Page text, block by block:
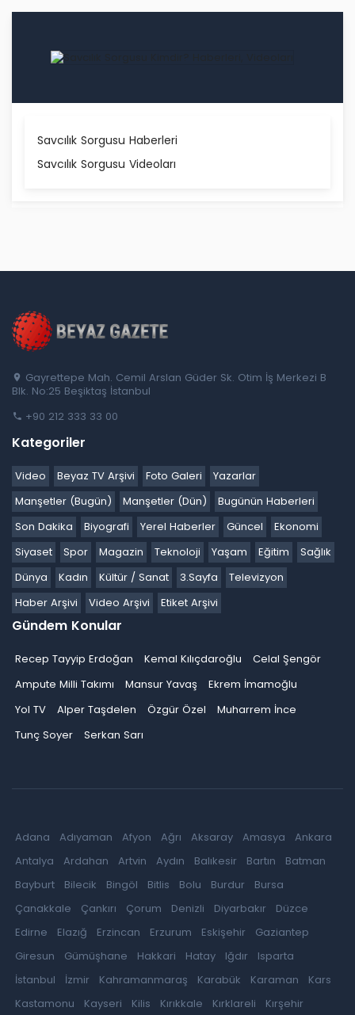
Savcılık Sorgusu Haberleri
Savcılık Sorgusu Videoları
Gayrettepe Mah. Cemil Arslan Güder Sk. Otim İş Merkezi B
Blk. No:25 Beşiktaş İstanbul
+90 212 333 33 00
Kategoriler
Video Beyaz TV Arşivi Foto Galeri
Yazarlar
Manşetler (Bugün)
Manşetler (Dün)
Bugünün Haberleri
Son Dakika
Biyografi Yerel Haberler Güncel
Ekonomi
Siyaset
Spor Magazin Teknoloji Yaşam Eğitim
Sağlık
Dünya
Kadın Kültür / Sanat 3.Sayfa
Televizyon
Haber Arşivi
Video Arşivi Etiket Arşivi
Gündem Konular
Recep Tayyip Erdoğan Kemal Kılıçdaroğlu
Celal Şengör
Ampute Milli Takımı
Mansur Yavaş
Ekrem İmamoğlu
Yol TV
Alper Taşdelen Özgür Özel
Muharrem İnce
Tunç Soyer
Serkan Sarı
Adana Adıyaman Afyon Ağrı Aksaray Amasya
Ankara
Antalya
Ardahan Artvin Aydın Balıkesir Bartın
Batman
Bayburt
Bilecik Bingöl Bitlis Bolu Burdur
Bursa
Çanakkale
Çankırı Çorum Denizli Diyarbakır
Düzce
Edirne
Elazığ Erzincan Erzurum Eskişehir
Gaziantep
Giresun
Gümüşhane Hakkari Hatay Iğdır
Isparta
İstanbul
İzmir Kahramanmaraş Karabük Karaman
Kars
Kastamonu
Kayseri Kilis Kırıkkale Kırklareli
Kırşehir